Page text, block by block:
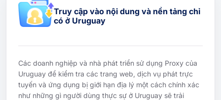
Truy cập vào nội dung và nền tảng chỉ
có ở Uruguay
Các doanh nghiệp và nhà phát triển sử dụng Proxy của
Uruguay để kiểm tra các trang web, dịch vụ phát trực
tuyến và ứng dụng bị giới hạn địa lý một cách chính xác
như những gì người dùng thực sự ở Uruguay sẽ trải